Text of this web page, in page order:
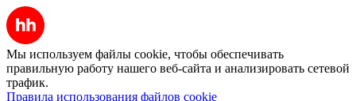
Мы используем файлы cookie, чтобы обеспечивать
правильную работу нашего веб-сайта и анализировать сетевой
трафик.
Правила использования файлов cookie